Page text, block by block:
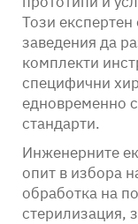
Този
заведения да
комплекти
специфични
едновременно
стандарти.
Инженерните
опит в избора
обработка на
стерилизация,